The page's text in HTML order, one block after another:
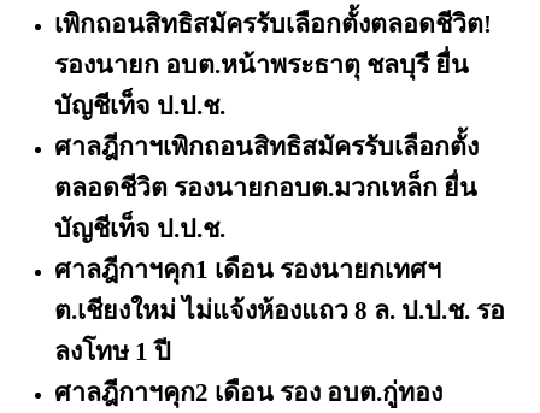
เพิกถอนสิทธิสมัครรับเลือกตั้งตลอดชีวิต!
รองนายก อบต.หน้าพระธาตุ ชลบุรี ยื่น
บัญชีเท็จ ป.ป.ช.
ศาลฎีกาฯเพิกถอนสิทธิสมัครรับเลือกตั้ง
ตลอดชีวิต รองนายกอบต.มวกเหล็ก ยื่น
บัญชีเท็จ ป.ป.ช.
ศาลฎีกาฯคุก1 เดือน รองนายกเทศฯ
ต.เชียงใหม่ ไม่แจ้งห้องแถว 8 ล. ป.ป.ช. รอ
ลงโทษ 1 ปี
ศาลฎีกาฯคุก2 เดือน รอง อบต.กู่ทอง